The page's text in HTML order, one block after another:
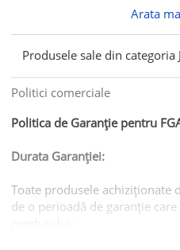
Arata
Produsele sale din categoria
Politici comerciale
Politica de Garanție pentru
Durata Garanției:
Toate produsele achiziționate
de o perioadă de garanție